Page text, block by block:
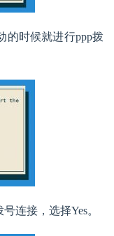
时候就进行ppp拨
接，选择Yes。